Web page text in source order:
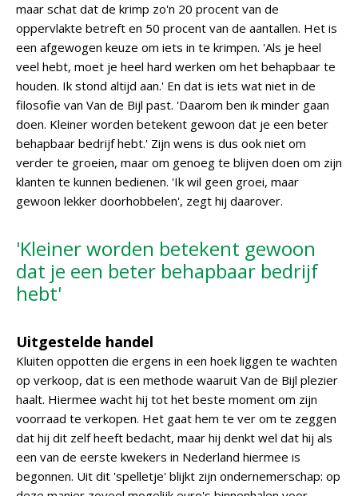
maar schat dat de krimp zo'n 20 procent van de
oppervlakte betreft en 50 procent van de aantallen. Het is
een afgewogen keuze om iets in te krimpen. 'Als je heel
veel hebt, moet je heel hard werken om het behapbaar te
houden. Ik stond altijd aan.' En dat is iets wat niet in de
filosofie van Van de Bijl past. 'Daarom ben ik minder gaan
doen. Kleiner worden betekent gewoon dat je een beter
behapbaar bedrijf hebt.' Zijn wens is dus ook niet om
verder te groeien, maar om genoeg te blijven doen om zijn
klanten te kunnen bedienen. 'Ik wil geen groei, maar
gewoon lekker doorhobbelen', zegt hij daarover.
'Kleiner worden betekent gewoon
dat je een beter behapbaar bedrijf
hebt'
Uitgestelde handel
Kluiten oppotten die ergens in een hoek liggen te wachten
op verkoop, dat is een methode waaruit Van de Bijl plezier
haalt. Hiermee wacht hij tot het beste moment om zijn
voorraad te verkopen. Het gaat hem te ver om te zeggen
dat hij dit zelf heeft bedacht, maar hij denkt wel dat hij als
een van de eerste kwekers in Nederland hiermee is
begonnen. Uit dit 'spelletje' blijkt zijn ondernemerschap: op